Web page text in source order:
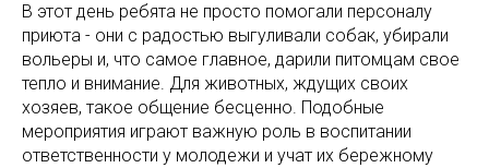
В этот день ребята не просто помогали персоналу
приюта - они с радостью выгуливали собак, убирали
вольеры и, что самое главное, дарили питомцам свое
тепло и внимание. Для животных, ждущих своих
хозяев, такое общение бесценно. Подобные
мероприятия играют важную роль в воспитании
ответственности у молодежи и учат их бережному